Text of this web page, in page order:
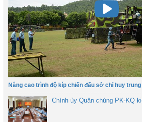
Nâng cao trình độ kíp chiến đấu sở chỉ huy
Chính ủy Quân chủng PK-KQ